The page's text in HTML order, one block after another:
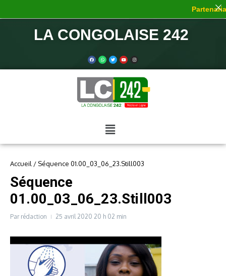
LA CONGOLAISE 242
Accueil / Séquence 01.00_03_06_23.Still003
Séquence
01.00_03_06_23.Still003
Par rédaction 25 avril 2020 20 h 02 min